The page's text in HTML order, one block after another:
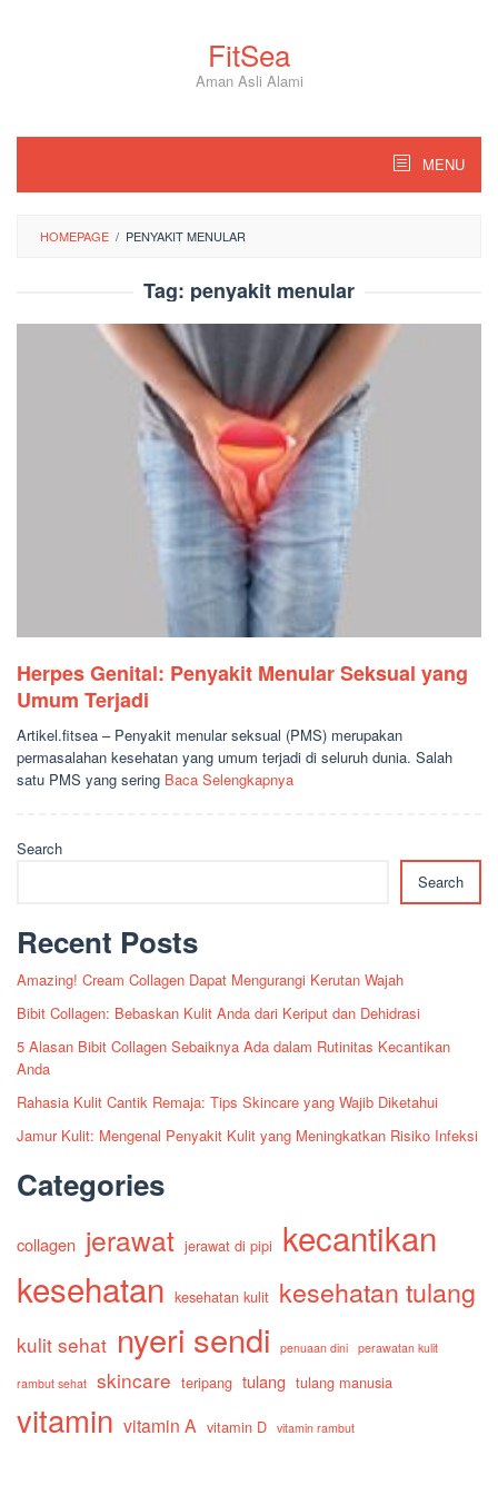
FitSea
Aman Asli Alami
MENU
HOMEPAGE / PENYAKIT MENULAR
Tag: penyakit menular
Herpes Genital: Penyakit Menular Seksual yang
Umum Terjadi
Artikel.fitsea – Penyakit menular seksual (PMS) merupakan
permasalahan kesehatan yang umum terjadi di seluruh dunia. Salah
satu PMS yang sering Baca Selengkapnya
Search
Search
Recent Posts
Amazing! Cream Collagen Dapat Mengurangi Kerutan Wajah
Bibit Collagen: Bebaskan Kulit Anda dari Keriput dan Dehidrasi
5 Alasan Bibit Collagen Sebaiknya Ada dalam Rutinitas Kecantikan
Anda
Rahasia Kulit Cantik Remaja: Tips Skincare yang Wajib Diketahui
Jamur Kulit: Mengenal Penyakit Kulit yang Meningkatkan Risiko Infeksi
Categories
collagen jerawat jerawat di pipi kecantikan
kesehatan kesehatan kulit kesehatan tulang
kulit sehat nyeri sendi penuaan dini perawatan kulit
rambut sehat skincare teripang tulang tulang manusia
vitamin vitamin A vitamin D vitamin rambut